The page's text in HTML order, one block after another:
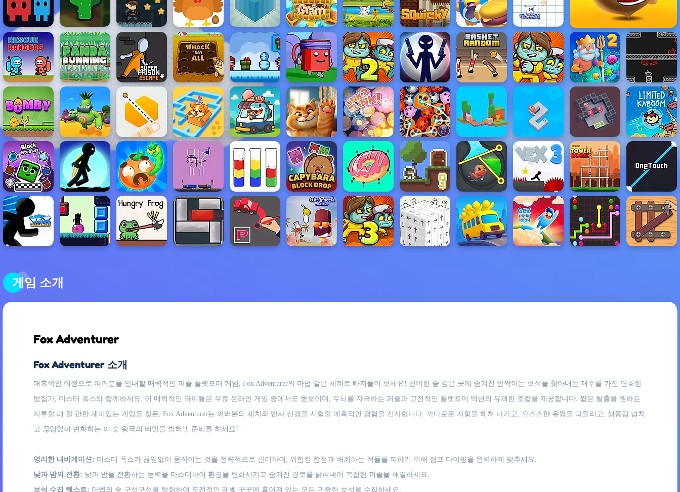
게임 소개
Fox Adventurer
Fox Adventurer 소개
매혹적인 여정으로 여러분을 안내할 매력적인 퍼즐 플랫포머 게임, Fox Adventurer의 마법 같은 세계로 빠져들어 보세요! 신비한 숲 깊은 곳에 숨겨진 반짝이는 보석을 찾아내는 재주를 가진 단호한
탐험가, 미스터 폭스와 함께하세요. 이 매력적인 타이틀은 무료 온라인 게임 중에서도 돋보이며, 두뇌를 자극하는 퍼즐과 고전적인 플랫포머 액션의 유쾌한 조합을 제공합니다. 짧은 탈출을 원하든
지루할 때 할 만한 재미있는 게임을 찾든, Fox Adventurer는 여러분의 재치와 반사 신경을 시험할 매혹적인 경험을 선사합니다. 까다로운 지형을 헤쳐 나가고, 으스스한 유령을 따돌리고, 생동감 넘치
고 끊임없이 변화하는 이 숲 왕국의 비밀을 밝혀낼 준비를 하세요!
영리한 내비게이션: 미스터 폭스가 끊임없이 움직이는 것을 전략적으로 관리하여, 위험한 함정과 배회하는 적들을 피하기 위해 점프 타이밍을 완벽하게 맞추세요.
낮과 밤의 전환: 낮과 밤을 전환하는 능력을 마스터하여 환경을 변화시키고 숨겨진 경로를 밝혀내어 복잡한 퍼즐을 해결하세요.
보석 수집 퀘스트: 마법의 숲 구석구석을 탐험하여 도전적인 레벨 곳곳에 흩어져 있는 모든 귀중한 보석을 수집하세요.